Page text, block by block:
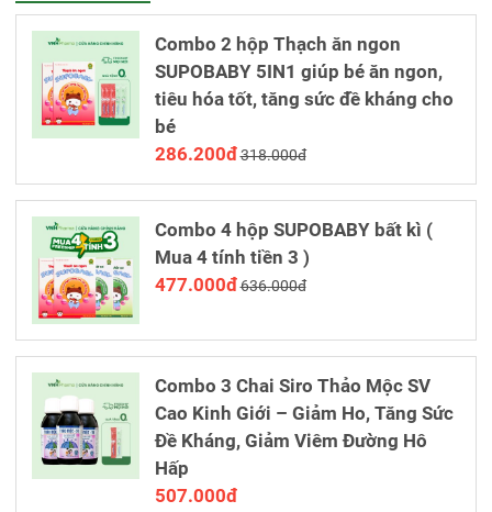
Combo 2 hộp Thạch ăn ngon
SUPOBABY 5IN1 giúp bé ăn ngon,
tiêu hóa tốt, tăng sức đề kháng cho
bé
286.200đ318.000đ
Combo 4 hộp SUPOBABY bất kì (
Mua 4 tính tiền 3 )
477.000đ636.000đ
Combo 3 Chai Siro Thảo Mộc SV
Cao Kinh Giới – Giảm Ho, Tăng Sức
Đề Kháng, Giảm Viêm Đường Hô
Hấp
507.000đ